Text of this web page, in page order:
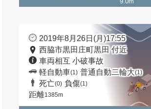
2019年8月26日(月)17:55
西脇市黒田庄町黒田 付近
車両相互 小破事故
軽自動車(1) 普通自動二輪大(1)
死亡(0) 負傷(1)
距離1385m